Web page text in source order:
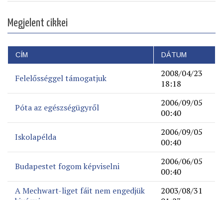
Megjelent cikkei
CÍM DÁTUM
Felelősséggel támogatjuk
2008/04/23
18:18
Póta az egészségügyről
2006/09/05
00:40
Iskolapélda
2006/09/05
00:40
Budapestet fogom képviselni
2006/06/05
00:40
A Mechwart-liget fáit nem engedjük
2003/08/31